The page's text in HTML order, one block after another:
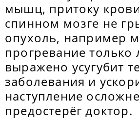
мышц, притоку
спинном мозге не
опухоль, например
прогревание только
выражено усугубит
заболевания и
наступление
предостерёг доктор.